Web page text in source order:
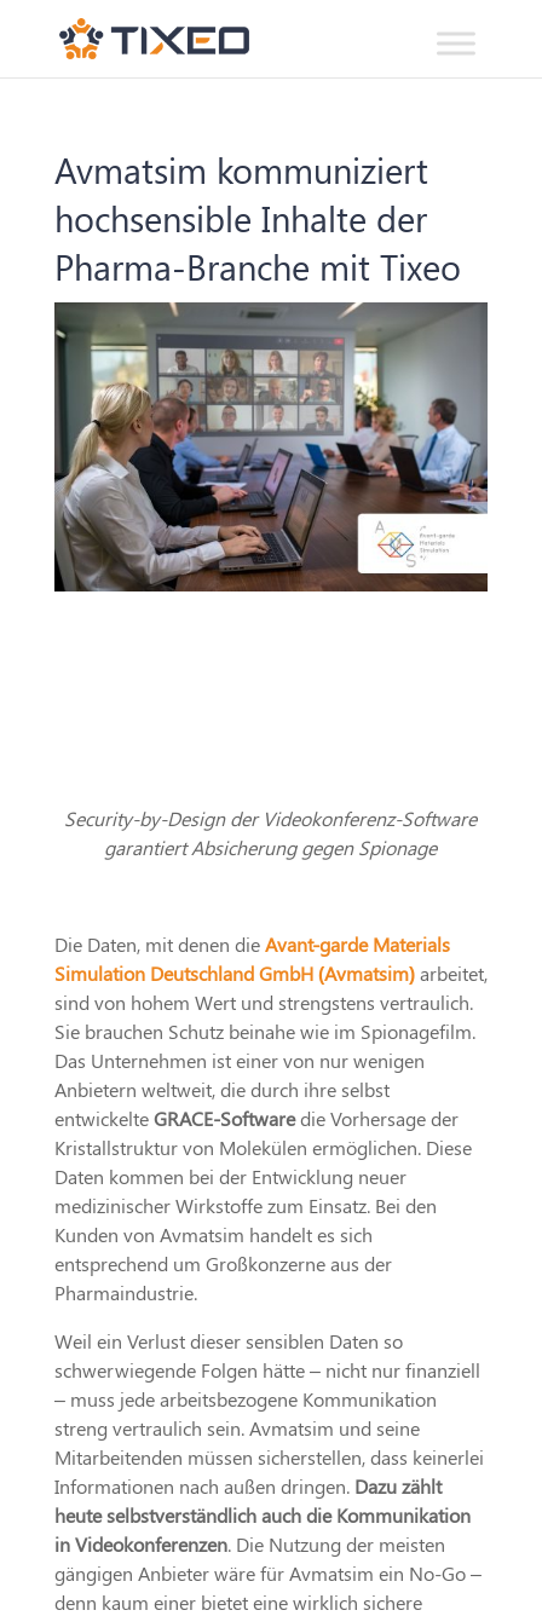
Avmatsim kommuniziert
hochsensible Inhalte der
Pharma-Branche mit Tixeo
Security-by-Design der Videokonferenz-Software
garantiert Absicherung gegen Spionage
Die Daten, mit denen dieAvant-garde Materials
Simulation Deutschland GmbH (Avmatsim) arbeitet,
sind von hohem Wert und strengstens vertraulich.
Sie brauchen Schutz beinahe wie im Spionagefilm.
Das Unternehmen ist einer von nur wenigen
Anbietern weltweit, die durch ihre selbst
entwickelteGRACE-Softwaredie Vorhersage der
Kristallstruktur von Molekülen ermöglichen. Diese
Daten kommen bei der Entwicklung neuer
medizinischer Wirkstoffe zum Einsatz. Bei den
Kunden von Avmatsim handelt es sich
entsprechend um Großkonzerne aus der
Pharmaindustrie.
Weil ein Verlust dieser sensiblen Daten so
schwerwiegende Folgen hätte – nicht nur finanziell
– muss jede arbeitsbezogene Kommunikation
streng vertraulich sein. Avmatsim und seine
Mitarbeitenden müssen sicherstellen, dass keinerlei
Informationen nach außen dringen. Dazu zählt
heute selbstverständlich auch die Kommunikation
in Videokonferenzen. Die Nutzung der meisten
gängigen Anbieter wäre für Avmatsim ein No-Go –
denn kaum einer bietet eine wirklich sichere